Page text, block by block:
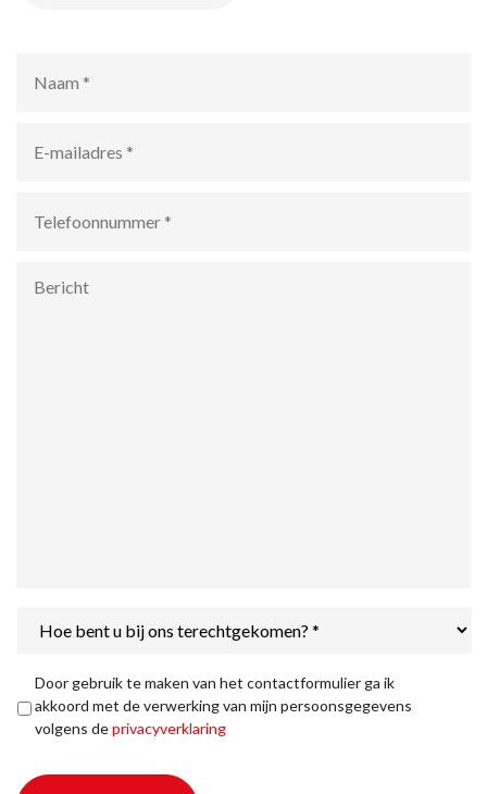
mailadres *
bent
ons
terechtgekomen?
Privacyverklaring *
Door gebruik te maken van het contactformulier ga ik
akkoord met de verwerking van mijn persoonsgegevens
volgens deprivacyverklaring